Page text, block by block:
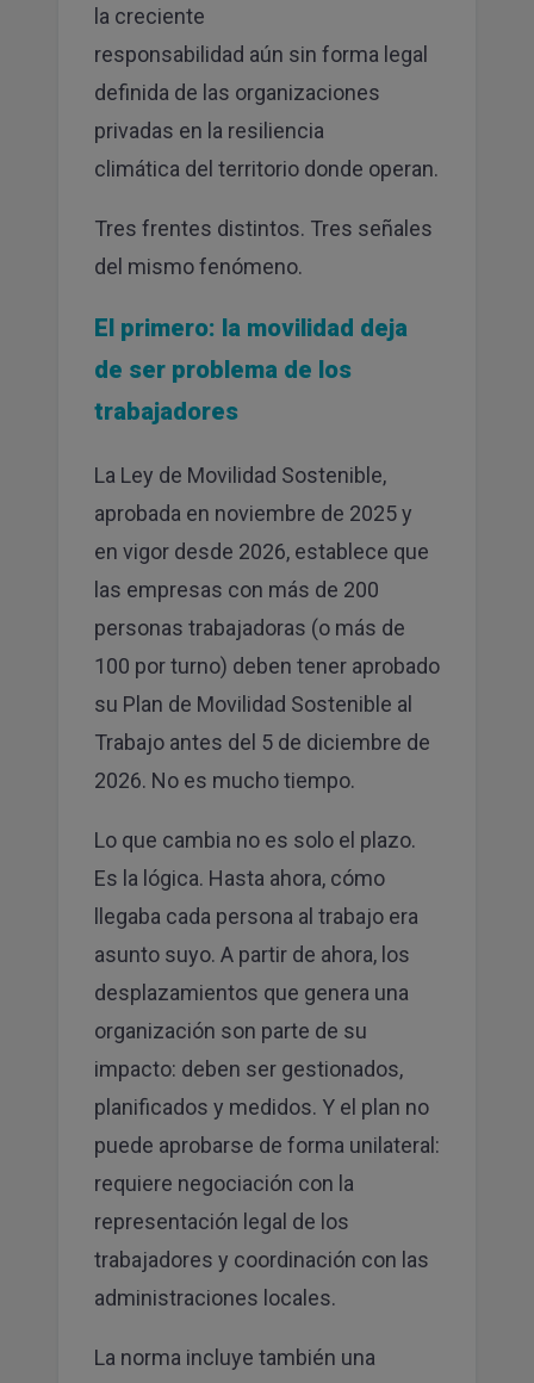
la creciente
responsabilidad aún sin forma legal
definida de las organizaciones
privadas en la resiliencia
climática del territorio donde operan.
Tres frentes distintos. Tres señales
del mismo fenómeno.
El primero: la movilidad deja
de ser problema de los
trabajadores
La Ley de Movilidad Sostenible,
aprobada en noviembre de 2025 y
en vigor desde 2026, establece que
las empresas con más de 200
personas trabajadoras (o más de
100 por turno) deben tener aprobado
su Plan de Movilidad Sostenible al
Trabajo antes del 5 de diciembre de
2026. No es mucho tiempo.
Lo que cambia no es solo el plazo.
Es la lógica. Hasta ahora, cómo
llegaba cada persona al trabajo era
asunto suyo. A partir de ahora, los
desplazamientos que genera una
organización son parte de su
impacto: deben ser gestionados,
planificados y medidos. Y el plan no
puede aprobarse de forma unilateral:
requiere negociación con la
representación legal de los
trabajadores y coordinación con las
administraciones locales.
La norma incluye también una